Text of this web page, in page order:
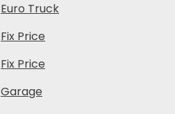
Euro Truck
Fix Price
Fix Price
Garage